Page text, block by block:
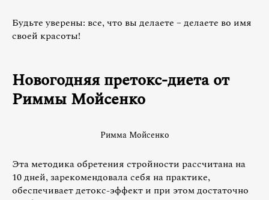
Будьте уверены: все, что вы делаете – делаете во имя
своей красоты!
Новогодняя претокс-диета от
Риммы Мойсенко
Римма Мойсенко
Эта методика обретения стройности рассчитана на
10 дней, зарекомендовала себя на практике,
обеспечивает детокс-эффект и при этом достаточно